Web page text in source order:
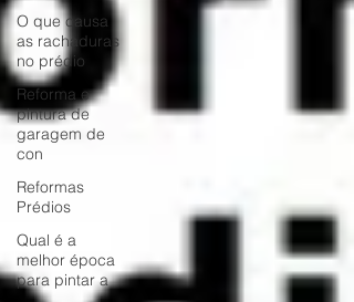
O que causa
as rachaduras
no prédio
Reforma e
pintura de
garagem de
con
Reformas
Prédios
Qual é a
melhor época
para pintar a